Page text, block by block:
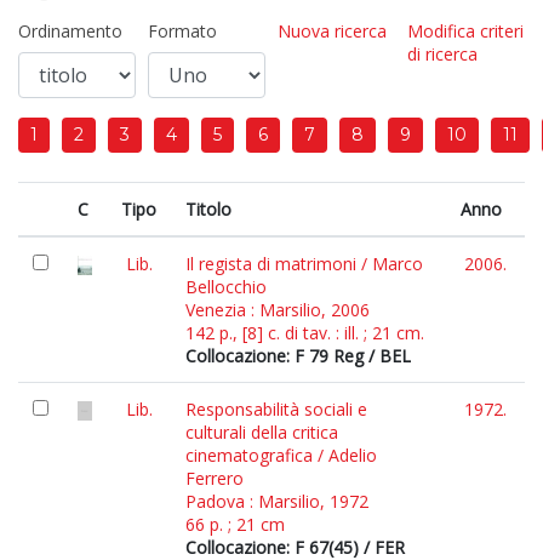
Ordinamento
Formato Nuova ricerca
Modifica criteri
di ricerca
1 2 3 4 5 6 7 8 9 10 11
C Tipo Titolo Anno
Lib.
Il regista di matrimoni / Marco
Bellocchio
Venezia : Marsilio, 2006
142 p., [8] c. di tav. : ill. ; 21 cm.
Collocazione: F 79 Reg / BEL
2006.
Lib.
Responsabilità sociali e
culturali della critica
cinematografica / Adelio
Ferrero
Padova : Marsilio, 1972
66 p. ; 21 cm
Collocazione: F 67(45) / FER
1972.